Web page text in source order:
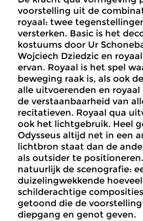
voorstelling uit de
royaal: twee
versterken. Basic is het
kostuums door Ur
Wojciech Dziedzic en
ervan. Royaal is het spel
beweging raak is, als ook
alle uitvoerenden en royaal
de verstaanbaarheid van
recitatieven. Royaal qua
ook het lichtgebruik. Heel
Odysseus altijd net in een
lichtbron staat dan de
als outsider te
natuurlijk de scenografie:
duizelingwekkende
schilderachtige
getoond die de
diepgang en genot geven.